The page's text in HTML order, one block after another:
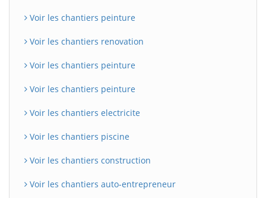
Voir les chantiers peinture
Voir les chantiers renovation
Voir les chantiers peinture
Voir les chantiers peinture
Voir les chantiers electricite
Voir les chantiers piscine
Voir les chantiers construction
Voir les chantiers auto-entrepreneur